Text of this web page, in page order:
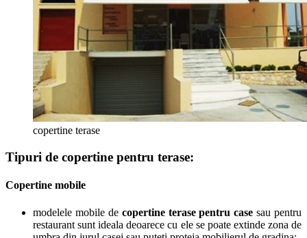
copertine terase
Tipuri de copertine pentru terase:
Copertine mobile
modelele mobile de copertine terase pentru case sau pentru
restaurant sunt ideala deoarece cu ele se poate extinde zona de